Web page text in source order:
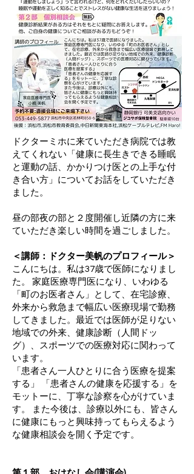
ドクターミホに来ていただき病院では教
えてくれない「健康に長生きできる睡眠
と運動の話、かかりつけ医との上手な付
き合い方」についてお話をしていただき
ました。
昼の部夜の部と２度開催し近隣の方に来
ていただき楽しい時間を過ごしました。
＜講師：ドクター美帆のプロフィール＞
こんにちは。私は37歳で医師になりまし
た。 家庭医療専門医になり、いわゆる
「町のお医者さん」として、在宅診療、
外来から救急まで幅広い医療現場で勤務
してきました。最近では医師が足りない
地域での外来、健康診断（人間ドッ
グ）、スポーツでの医療対応に関わって
います。
「患者さん一人ひとりに合う医療を提案
する」 「患者さんの健康を応援する」を
モットーに、丁寧な診察を心がけていま
す。 また今後は、診療以外にも、皆さん
に健康にもっと興味持ってもらえるよう
な健康相談会を開く予定です。